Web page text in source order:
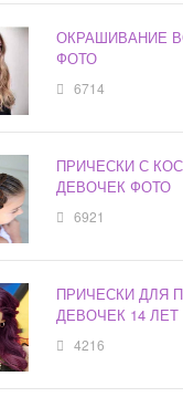
ОКРАШИВАНИЕ
ФОТО
6714
ПРИЧЕСКИ С
ДЕВОЧЕК ФОТО
6921
ПРИЧЕСКИ ДЛЯ
ДЕВОЧЕК 14
4216